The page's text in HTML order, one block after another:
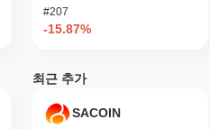
게 보안이 유지되나요?
증명(Proof of Stake, PoS) 합의
은 참가자들이 자신의 토큰을 스테
보호할 뿐만 아니라 정직하게 행
#207
-15.87%
최근 추가
SACOIN